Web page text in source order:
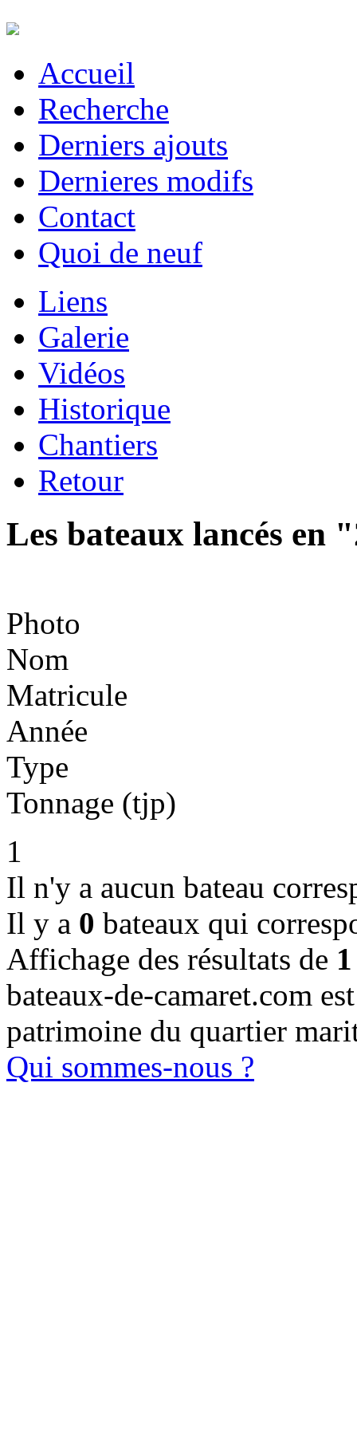
Accueil
Recherche
Derniers ajouts
Dernieres modifs
Contact
Quoi de neuf
Liens
Galerie
Vidéos
Historique
Chantiers
Retour
Les bateaux lancés en
Photo
Nom
Matricule
Année
Type
Tonnage (tjp)
1
Il n'y a aucun bateau
Il y a 0 bateaux qui
Affichage des résultats de
bateaux-de-camaret.com
patrimoine du quartier
Qui sommes-nous ?